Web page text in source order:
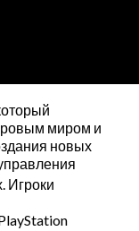
миром и
новых
Игроки